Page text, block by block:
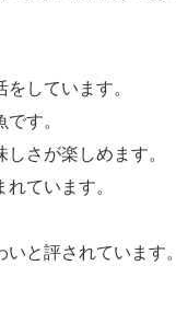
しています。
す。
さが楽しめます。
ています。
と評されています。